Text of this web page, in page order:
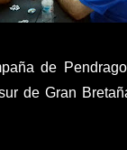
de
de Gran